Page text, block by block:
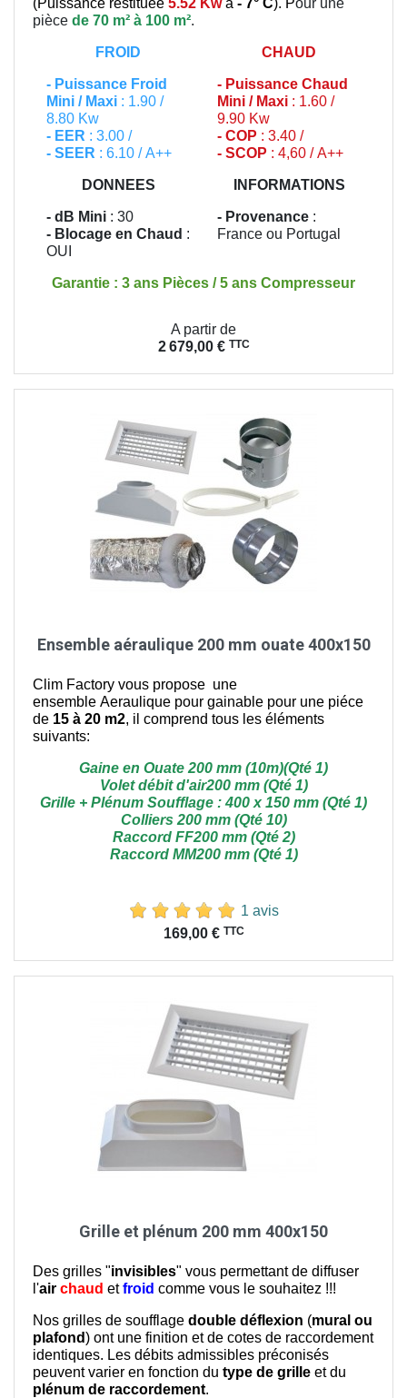
pièce de 70 m² à 100 m².
FROID
- Puissance Froid
Mini / Maxi : 1.90 /
8.80 Kw
- EER : 3.00 /
- SEER : 6.10 / A++
CHAUD
- Puissance Chaud
Mini / Maxi : 1.60 /
9.90 Kw
- COP : 3.40 /
- SCOP : 4,60 / A++
DONNEES
- dB Mini : 30
- Blocage en Chaud :
OUI
INFORMATIONS
- Provenance :
France ou Portugal
Garantie : 3 ans Pièces / 5 ans Compresseur
A partir de
2 679,00 € TTC
Ensemble aéraulique 200 mm ouate 400x150
Clim Factory vous propose une
ensemble Aeraulique pour gainable pour une piéce
de 15 à 20 m2, il comprend tous les éléments
suivants:
Gaine en Ouate 200 mm (10m)(Qté 1)
Volet débit d'air200 mm (Qté 1)
Grille + Plénum Soufflage : 400 x 150 mm (Qté 1)
Colliers 200 mm (Qté 10)
Raccord FF200 mm (Qté 2)
Raccord MM200 mm (Qté 1)
1 avis
169,00 € TTC
Grille et plénum 200 mm 400x150
Des grilles "invisibles" vous permettant de diffuser
l'air chaud etfroid comme vous le souhaitez !!!
Nos grilles de soufflage double déflexion (mural ou
plafond) ont une finition et de cotes de raccordement
identiques. Les débits admissibles préconisés
peuvent varier en fonction du type de grille et du
plénum de raccordement.